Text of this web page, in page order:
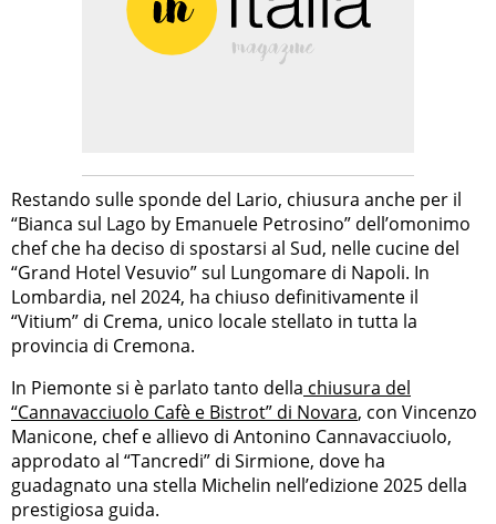
Restando sulle sponde del Lario, chiusura anche per il
“Bianca sul Lago by Emanuele Petrosino” dell’omonimo
chef che ha deciso di spostarsi al Sud, nelle cucine del
“Grand Hotel Vesuvio” sul Lungomare di Napoli. In
Lombardia, nel 2024, ha chiuso definitivamente il
“Vitium” di Crema, unico locale stellato in tutta la
provincia di Cremona.
In Piemonte si è parlato tanto della chiusura del
“Cannavacciuolo Cafè e Bistrot” di Novara, con Vincenzo
Manicone, chef e allievo di Antonino Cannavacciuolo,
approdato al “Tancredi” di Sirmione, dove ha
guadagnato una stella Michelin nell’edizione 2025 della
prestigiosa guida.